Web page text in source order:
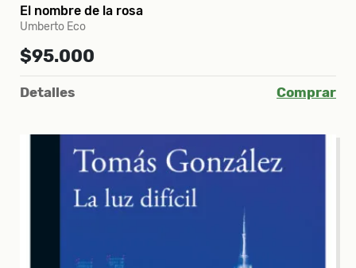
El nombre de la rosa
Umberto Eco
$95.000
Detalles Comprar